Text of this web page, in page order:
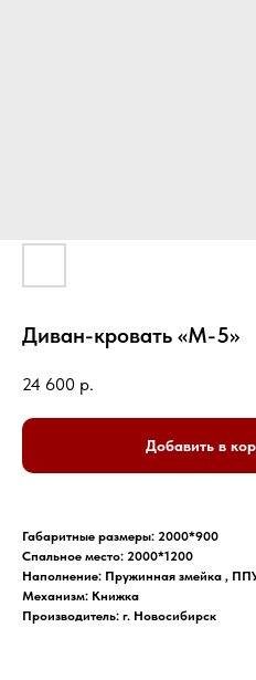
Диван-кровать «М-5»
24 600 р.
Добавить в
Габаритные размеры: 2000*900
Спальное место: 2000*1200
Наполнение: Пружинная змейка ,
Механизм: Книжка
Производитель: г. Новосибирск